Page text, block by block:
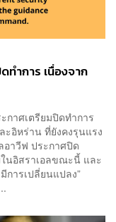
ทำการ เนื่องจาก
กาศเตรียมปิดทำการ
อิหร่าน ที่ยังคงรุนแรง
าวีฟ ประกาศปิด
นอิสราเอลขณะนี้ และ
การเปลี่ยนแปลง”